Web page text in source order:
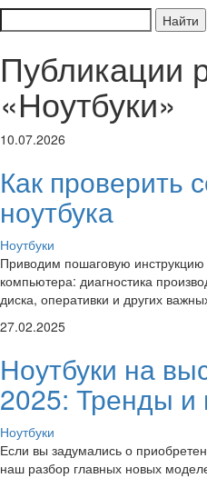
Найти
Публикации
«Ноутбуки»
10.07.2026
Как проверить
ноутбука
Ноутбуки
Приводим пошаговую инструкцию
компьютера: диагностика
диска, оперативки и других
27.02.2025
Ноутбуки на
2025: Тренды и
Ноутбуки
Если вы задумались о
наш разбор главных новых